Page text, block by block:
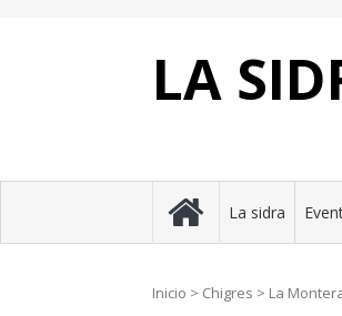
LA
La sidra
Inicio > Chigres > La